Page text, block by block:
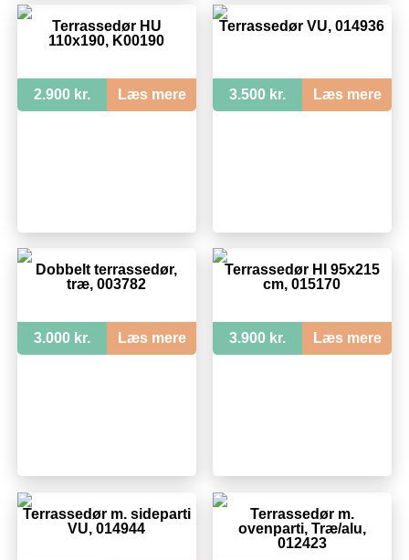
Terrassedør HU
110x190, K00190
2.900 kr. Læs mere
Terrassedør VU, 014936
3.500 kr. Læs mere
Dobbelt terrassedør,
træ, 003782
3.000 kr. Læs mere
Terrassedør HI 95x215
cm, 015170
3.900 kr. Læs mere
Terrassedør m. sideparti
VU, 014944
Terrassedør m.
ovenparti, Træ/alu,
012423